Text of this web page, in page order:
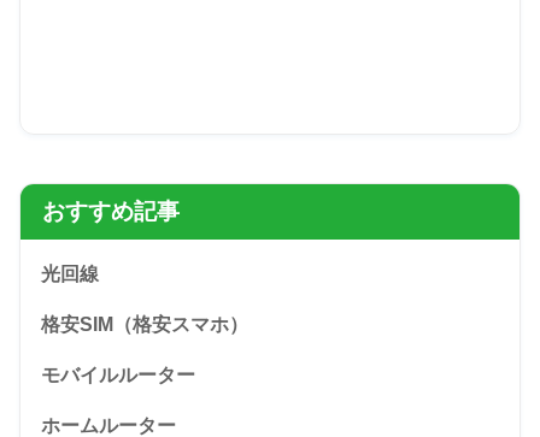
おすすめ記事
光回線
格安SIM（格安スマホ）
モバイルルーター
ホームルーター